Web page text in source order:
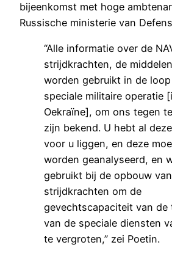
bijeenkomst met hoge
Russische ministerie van
“Alle informatie over de
strijdkrachten, de
worden gebruikt in de
speciale militaire operatie
Oekraïne], om ons tegen
zijn bekend. U hebt al
voor u liggen, en deze
worden geanalyseerd, en
gebruikt bij de opbouw
strijdkrachten om de
gevechtscapaciteit van de
van de speciale diensten
te vergroten,” zei Poetin.